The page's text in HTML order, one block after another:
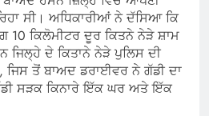
ਸੀ। ਅਧਿਕਾਰੀਆਂ ਨੇ ਦੱਸਿਆ ਕਿ
ਕਿਲੋਮੀਟਰ ਦੂਰ ਕਿਤਨੇ ਨੇੜੇ ਸ਼ਾਮ
ਜਿਲ੍ਹੇ ਦੇ ਕਿਤਾਨੇ ਨੇੜੇ ਪੁਲਿਸ ਦੀ
ਤੋਂ ਬਾਅਦ ਡਰਾਈਵਰ ਨੇ ਗੱਡੀ ਦਾ
ਸੜਕ ਕਿਨਾਰੇ ਇੱਕ ਘਰ ਅਤੇ ਇੱਕ